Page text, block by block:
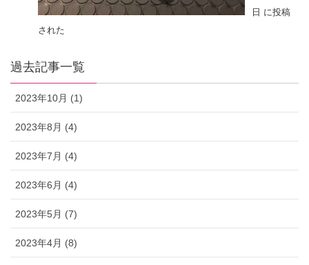
日 に投稿
された
過去記事一覧
2023年10月 (1)
2023年8月 (4)
2023年7月 (4)
2023年6月 (4)
2023年5月 (7)
2023年4月 (8)